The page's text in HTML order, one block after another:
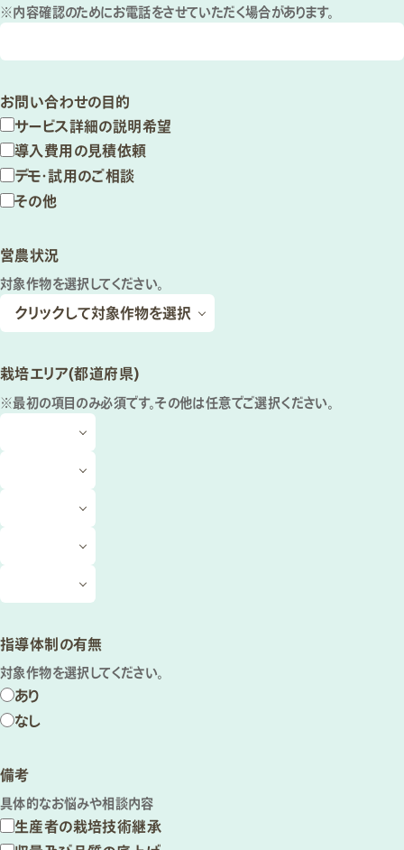
※内容確認のためにお電話をさせていただく場合があります。
お問い合わせの目的
サービス詳細の説明希望
導入費用の見積依頼
デモ・試用のご相談
その他
営農状況
対象作物を選択してください。
栽培エリア(都道府県)
※最初の項目のみ必須です。その他は任意でご選択ください。
指導体制の有無
対象作物を選択してください。
あり
なし
備考
具体的なお悩みや相談内容
生産者の栽培技術継承